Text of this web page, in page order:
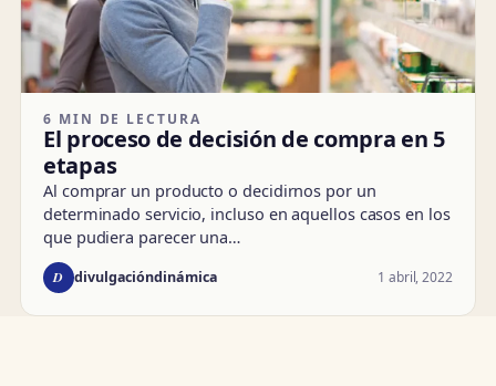
6 MIN DE LECTURA
El proceso de decisión de compra en 5
etapas
Al comprar un producto o decidirnos por un
determinado servicio, incluso en aquellos casos en los
que pudiera parecer una…
D divulgacióndinámica 1 abril, 2022